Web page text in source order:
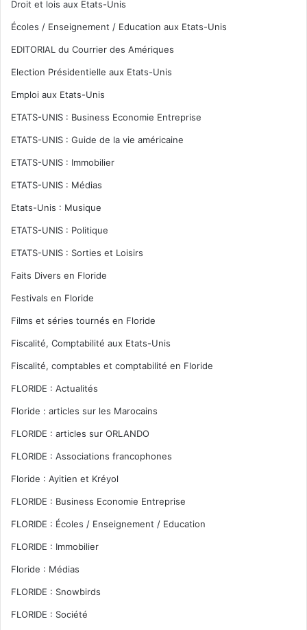
Droit et lois aux Etats-Unis
Écoles / Enseignement / Education aux Etats-Unis
EDITORIAL du Courrier des Amériques
Election Présidentielle aux Etats-Unis
Emploi aux Etats-Unis
ETATS-UNIS : Business Economie Entreprise
ETATS-UNIS : Guide de la vie américaine
ETATS-UNIS : Immobilier
ETATS-UNIS : Médias
Etats-Unis : Musique
ETATS-UNIS : Politique
ETATS-UNIS : Sorties et Loisirs
Faits Divers en Floride
Festivals en Floride
Films et séries tournés en Floride
Fiscalité, Comptabilité aux Etats-Unis
Fiscalité, comptables et comptabilité en Floride
FLORIDE : Actualités
Floride : articles sur les Marocains
FLORIDE : articles sur ORLANDO
FLORIDE : Associations francophones
Floride : Ayitien et Kréyol
FLORIDE : Business Economie Entreprise
FLORIDE : Écoles / Enseignement / Education
FLORIDE : Immobilier
Floride : Médias
FLORIDE : Snowbirds
FLORIDE : Société